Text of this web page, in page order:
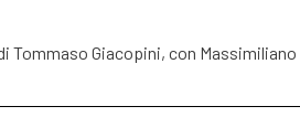
Tommaso Giacopini, con Massimiliano